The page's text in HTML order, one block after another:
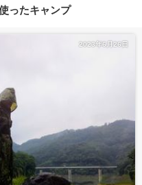
ったキャンプ
2023年6月26日